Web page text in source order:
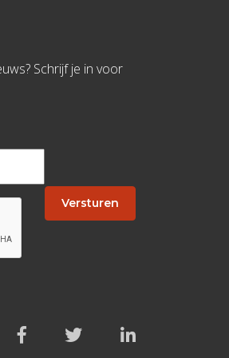
Schrijf je in voor
Versturen